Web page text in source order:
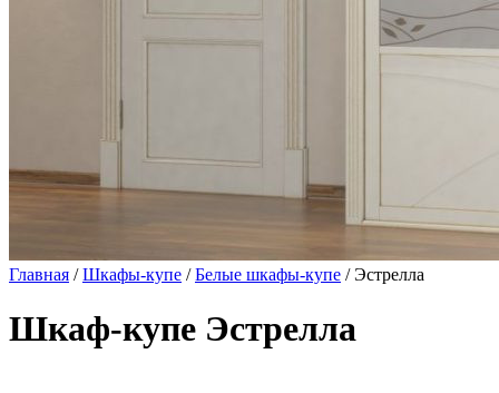
Главная /Шкафы-купе /Белые шкафы-купе / Эстрелла
Шкаф-купе Эстрелла